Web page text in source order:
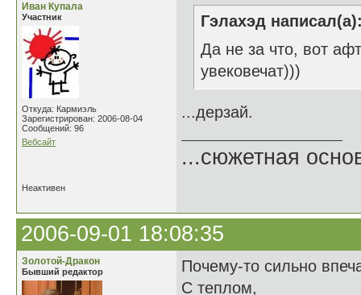
Иван Купала
Участник
Откуда: Кармиэль
Зарегистрирован: 2006-08-04
Сообщений: 96
Вебсайт
Гэлахэд
Да не за что, вот
увековечат)))
...дерзай.
...сюжетная
Неактивен
2006-09-01 18:08:35
Золотой-Дракон
Бывший редактор
Почему-то сильно
С теплом,